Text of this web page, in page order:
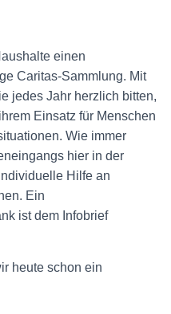
einen
Caritas-Sammlung. Mit
jedes Jahr herzlich bitten,
Einsatz für Menschen
Wie immer
hier in der
Hilfe an
Ein
ist dem Infobrief
heute schon ein